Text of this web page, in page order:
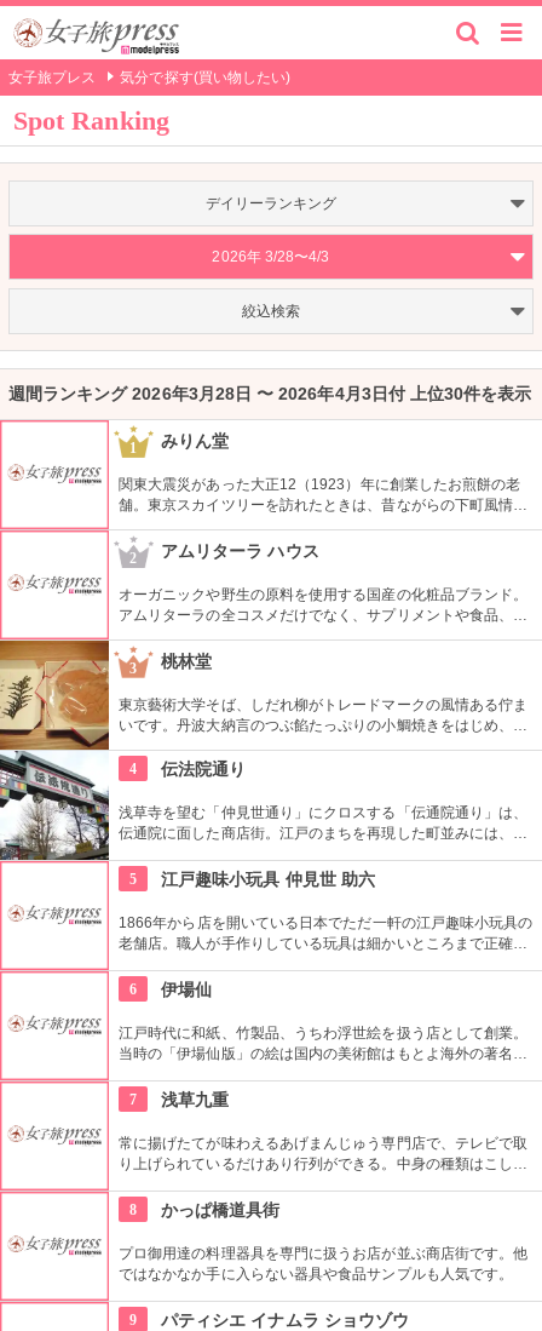
女子旅プレス 気分で探す(買い物したい)
Spot Ranking
デイリーランキング
2026年 3/28〜4/3
絞込検索
週間ランキング 2026年3月28日 〜 2026年4月3日付 上位30件を表示
1 みりん堂
関東大震災があった大正12（1923）年に創業したお煎餅の老
舗。東京スカイツリーを訪れたときは、昔ながらの下町風情と
あたたかい「おもてなしの心」にも触れてみたいですね。近年
ではぬれ煎餅にアイスクリームをはさんだ「ぬれソフト」も人
気。
2 アムリターラ ハウス
オーガニックや野生の原料を使用する国産の化粧品ブランド。
アムリターラの全コスメだけでなく、サプリメントや食品、雑
貨も販売している。また、イベントやカウンセリングなども行
っている。
3 桃林堂
東京藝術大学そば、しだれ柳がトレードマークの風情ある佇ま
いです。丹波大納言のつぶ餡たっぷりの小鯛焼きをはじめ、水
ようかんや最中、ぜんざいなど、品の良い和菓子がそろってい
ます。お抹茶をいただきながら店内でも。
4 伝法院通り
浅草寺を望む「仲見世通り」にクロスする「伝通院通り」は、
伝通院に面した商店街。江戸のまちを再現した町並みには、屋
あります。多彩なお店が並んでいて、買い物や食事も楽しめま
す。
5 江戸趣味小玩具 仲見世 助六
1866年から店を開いている日本でただ一軒の江戸趣味小玩具の
老舗店。職人が手作りしている玩具は細かいところまで正確に
6
伊場仙
江戸時代に和紙、竹製品、うちわ浮世絵を扱う店として創業。
当時の「伊場仙版」の絵は国内の美術館はもとよ海外の著名美
などを取り扱っている。
7 浅草九重
常に揚げたてが味わえるあげまんじゅう専門店で、テレビで取
り上げられているだけあり行列ができる。中身の種類はこし
8
かっぱ橋道具街
プロ御用達の料理器具を専門に扱うお店が並ぶ商店街です。他
ではなかなか手に入らない器具や食品サンプルも人気です。
9 パティシエ イナムラ ショウゾウ